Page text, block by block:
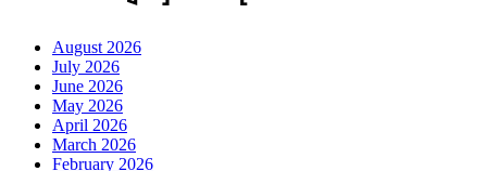
August 2026
July 2026
June 2026
May 2026
April 2026
March 2026
February 2026